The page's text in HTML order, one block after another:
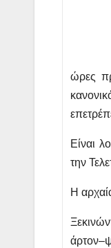
ώρες
Είναι
την
Η